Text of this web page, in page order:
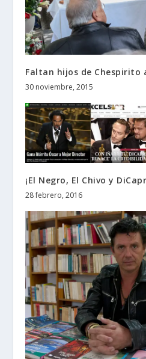
Faltan hijos de Chespirito
30 noviembre, 2015
¡El Negro, El Chivo y
28 febrero, 2016